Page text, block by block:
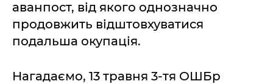
аванпост, від якого однозначно
продовжить відштовхуватися
подальша окупація.
Нагадаємо, 13 травня 3-тя ОШБр